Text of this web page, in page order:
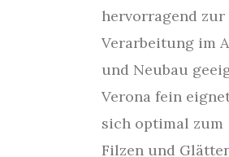
hervorragend zur
Verarbeitung im
und Neubau
Verona fein
sich optimal zum
Filzen und